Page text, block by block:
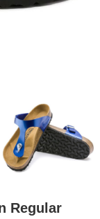
Regular